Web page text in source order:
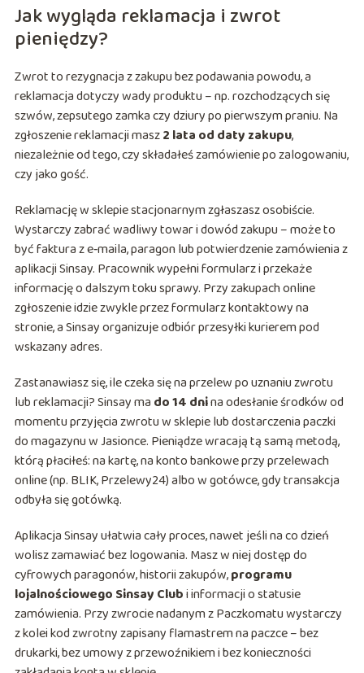
Jak wygląda reklamacja i zwrot
pieniędzy?
Zwrot to rezygnacja z zakupu bez podawania powodu, a
reklamacja dotyczy wady produktu – np. rozchodzących się
szwów, zepsutego zamka czy dziury po pierwszym praniu. Na
zgłoszenie reklamacji masz2 lata od daty zakupu,
niezależnie od tego, czy składałeś zamówienie po zalogowaniu,
czy jako gość.
Reklamację w sklepie stacjonarnym zgłaszasz osobiście.
Wystarczy zabrać wadliwy towar i dowód zakupu – może to
być faktura z e‑maila, paragon lub potwierdzenie zamówienia z
aplikacji Sinsay. Pracownik wypełni formularz i przekaże
informację o dalszym toku sprawy. Przy zakupach online
zgłoszenie idzie zwykle przez formularz kontaktowy na
stronie, a Sinsay organizuje odbiór przesyłki kurierem pod
wskazany adres.
Zastanawiasz się, ile czeka się na przelew po uznaniu zwrotu
lub reklamacji? Sinsay ma do 14 dnina odesłanie środków od
momentu przyjęcia zwrotu w sklepie lub dostarczenia paczki
do magazynu w Jasionce. Pieniądze wracają tą samą metodą,
którą płaciłeś: na kartę, na konto bankowe przy przelewach
online (np. BLIK, Przelewy24) albo w gotówce, gdy transakcja
odbyła się gotówką.
Aplikacja Sinsay ułatwia cały proces, nawet jeśli na co dzień
wolisz zamawiać bez logowania. Masz w niej dostęp do
cyfrowych paragonów, historii zakupów,programu
lojalnościowego Sinsay Clubi informacji o statusie
zamówienia. Przy zwrocie nadanym z Paczkomatu wystarczy
z kolei kod zwrotny zapisany flamastrem na paczce – bez
drukarki, bez umowy z przewoźnikiem i bez konieczności